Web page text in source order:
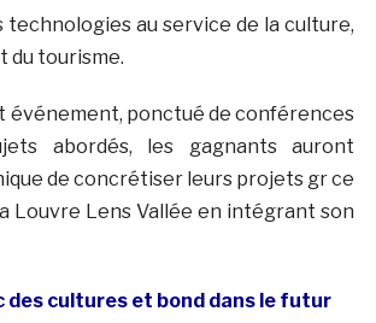
technologies au service de la culture,
du tourisme.
événement, ponctué de conférences
abordés, les gagnants auront
de concrétiser leurs projets gr ce
Louvre Lens Vallée en intégrant son
des cultures et bond dans le futur